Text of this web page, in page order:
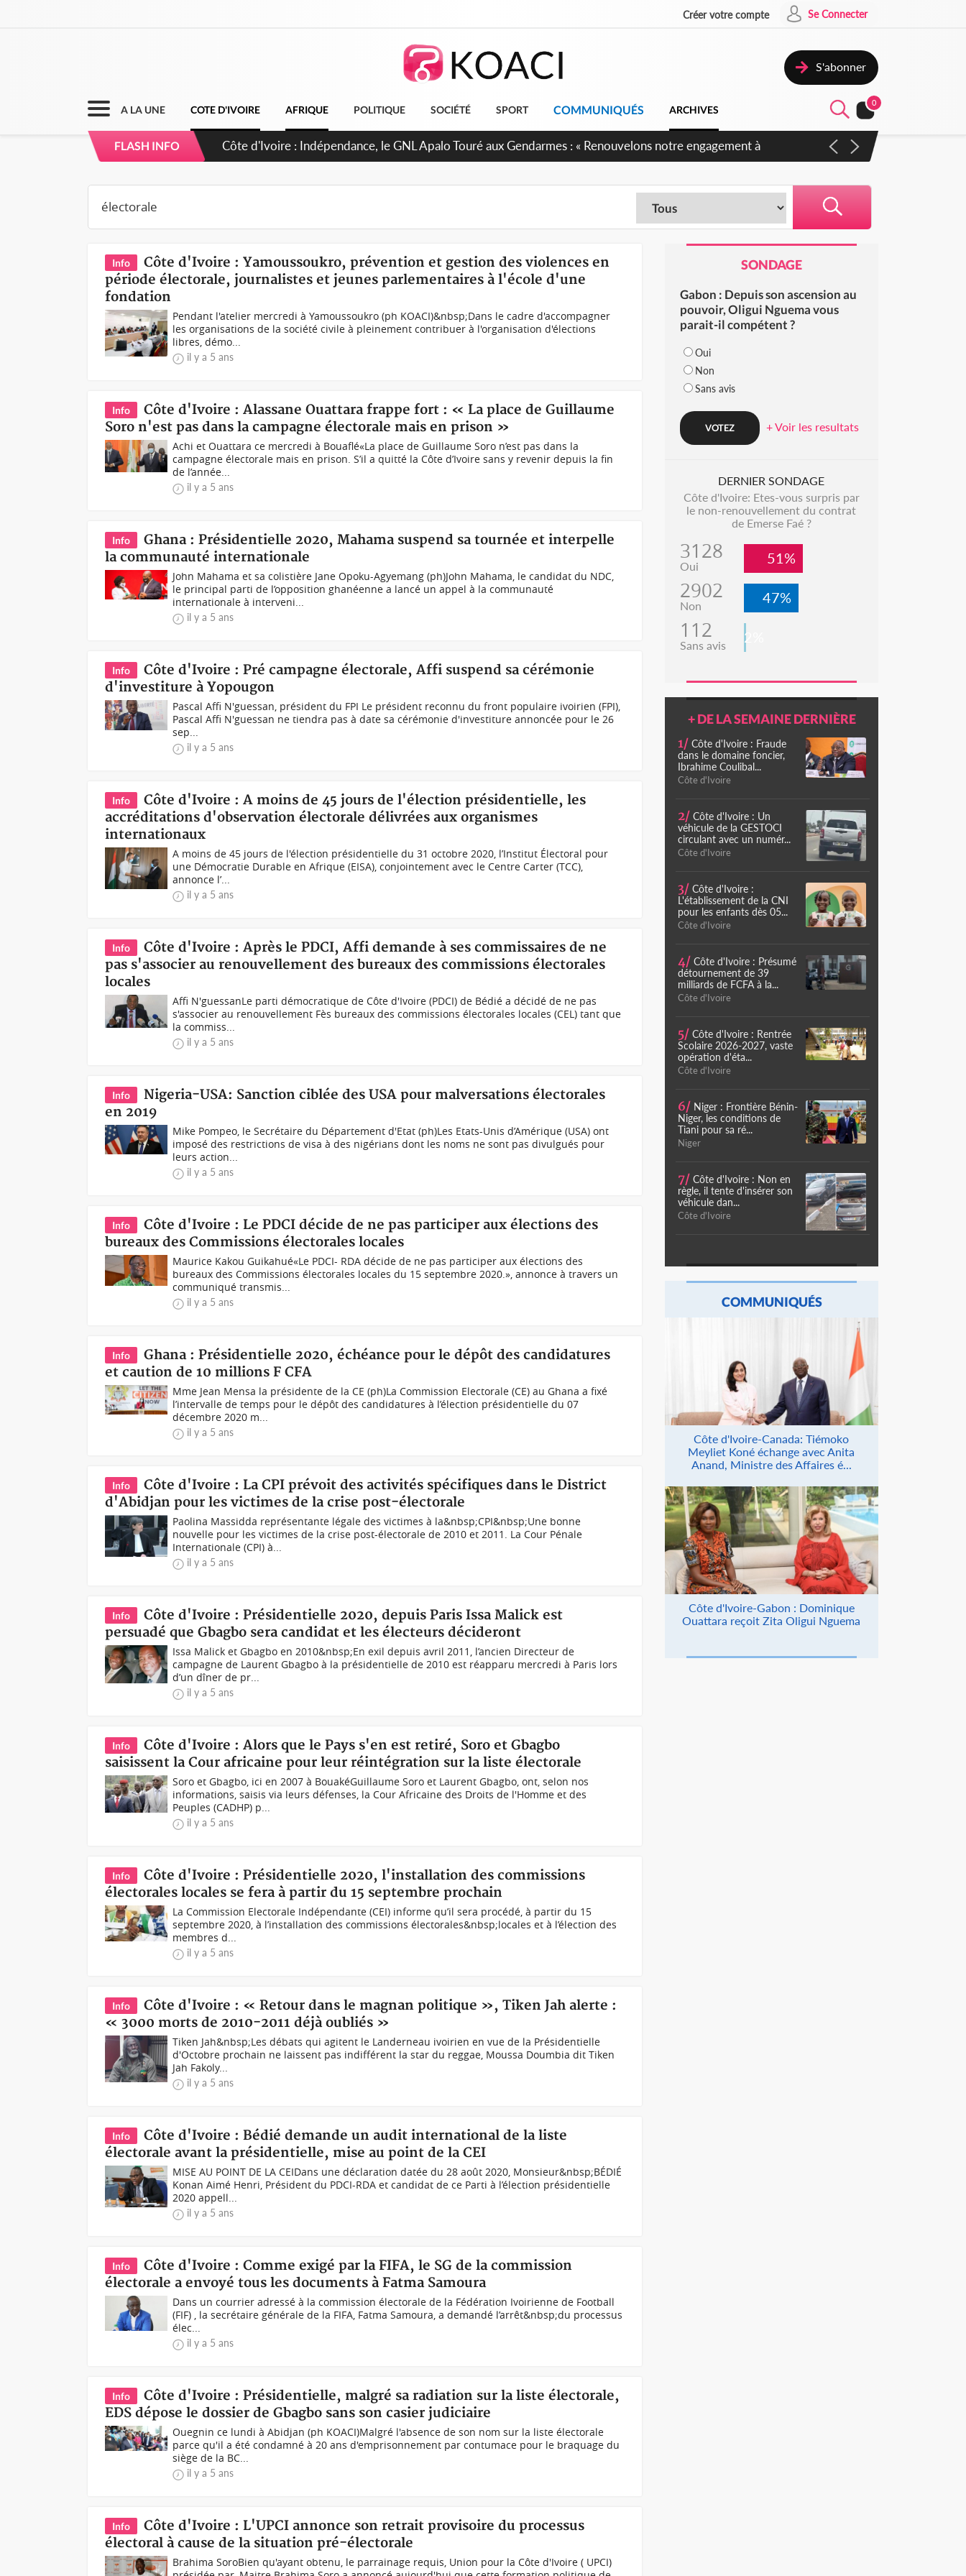
Créer votre compte Se Connecter
S'abonner
A LA UNE COTE D'IVOIRE AFRIQUE POLITIQUE SOCIÉTÉ SPORT COMMUNIQUÉS ARCHIVES
0
FLASH INFO
Sierra Leone : Un projet de réforme constitutionnelle en gestation, points clés des amendements, un exclu
Info
Côte d'Ivoire : Yamoussoukro, prévention et gestion des violences en
période électorale, journalistes et jeunes parlementaires à l'école d'une
fondation
Pendant l'atelier mercredi à Yamoussoukro (ph KOACI)&nbsp;Dans le cadre d'accompagner
les organisations de la société civile à pleinement contribuer à l'organisation d'élections
libres, démo...
il y a 5 ans
Info
Côte d'Ivoire : Alassane Ouattara frappe fort : « La place de Guillaume
Soro n'est pas dans la campagne électorale mais en prison »
Achi et Ouattara ce mercredi à Bouaflé«La place de Guillaume Soro n’est pas dans la
campagne électorale mais en prison. S’il a quitté la Côte d’Ivoire sans y revenir depuis la fin
de l’année...
il y a 5 ans
Info
Ghana : Présidentielle 2020, Mahama suspend sa tournée et interpelle
la communauté internationale
John Mahama et sa colistière Jane Opoku-Agyemang (ph)John Mahama, le candidat du NDC,
le principal parti de l’opposition ghanéenne a lancé un appel à la communauté
internationale à interveni...
il y a 5 ans
Info
Côte d'Ivoire : Pré campagne électorale, Affi suspend sa cérémonie
d'investiture à Yopougon
Pascal Affi N'guessan, président du FPI Le président reconnu du front populaire ivoirien (FPI),
Pascal Affi N'guessan ne tiendra pas à date sa cérémonie d'investiture annoncée pour le 26
sep...
il y a 5 ans
Info
Côte d'Ivoire : A moins de 45 jours de l'élection présidentielle, les
accréditations d'observation électorale délivrées aux organismes
internationaux
A moins de 45 jours de l'élection présidentielle du 31 octobre 2020, l’Institut Électoral pour
une Démocratie Durable en Afrique (EISA), conjointement avec le Centre Carter (TCC),
annonce l’...
il y a 5 ans
Info
Côte d'Ivoire : Après le PDCI, Affi demande à ses commissaires de ne
pas s'associer au renouvellement des bureaux des commissions électorales
locales
Affi N'guessanLe parti démocratique de Côte d'Ivoire (PDCI) de Bédié a décidé de ne pas
s'associer au renouvellement Fès bureaux des commissions électorales locales (CEL) tant que
la commiss...
il y a 5 ans
Info
Nigeria-USA: Sanction ciblée des USA pour malversations électorales
en 2019
Mike Pompeo, le Secrétaire du Département d'Etat (ph)Les Etats-Unis d’Amérique (USA) ont
imposé des restrictions de visa à des nigérians dont les noms ne sont pas divulgués pour
leurs action...
il y a 5 ans
Info
Côte d'Ivoire : Le PDCI décide de ne pas participer aux élections des
bureaux des Commissions électorales locales
Maurice Kakou Guikahué«Le PDCI- RDA décide de ne pas participer aux élections des
bureaux des Commissions électorales locales du 15 septembre 2020.», annonce à travers un
communiqué transmis...
il y a 5 ans
Info
Ghana : Présidentielle 2020, échéance pour le dépôt des candidatures
et caution de 10 millions F CFA
Mme Jean Mensa la présidente de la CE (ph)La Commission Electorale (CE) au Ghana a fixé
l’intervalle de temps pour le dépôt des candidatures à l’élection présidentielle du 07
décembre 2020 m...
il y a 5 ans
Info
Côte d'Ivoire : La CPI prévoit des activités spécifiques dans le District
d'Abidjan pour les victimes de la crise post-électorale
Paolina Massidda représentante légale des victimes à la&nbsp;CPI&nbsp;Une bonne
nouvelle pour les victimes de la crise post-électorale de 2010 et 2011. La Cour Pénale
Internationale (CPI) à...
il y a 5 ans
Info
Côte d'Ivoire : Présidentielle 2020, depuis Paris Issa Malick est
persuadé que Gbagbo sera candidat et les électeurs décideront
Issa Malick et Gbagbo en 2010&nbsp;En exil depuis avril 2011, l’ancien Directeur de
campagne de Laurent Gbagbo à la présidentielle de 2010 est réapparu mercredi à Paris lors
d’un dîner de pr...
il y a 5 ans
Info
Côte d'Ivoire : Alors que le Pays s'en est retiré, Soro et Gbagbo
saisissent la Cour africaine pour leur réintégration sur la liste électorale
Soro et Gbagbo, ici en 2007 à BouakéGuillaume Soro et Laurent Gbagbo, ont, selon nos
informations, saisis via leurs défenses, la Cour Africaine des Droits de l'Homme et des
Peuples (CADHP) p...
il y a 5 ans
Info
Côte d'Ivoire : Présidentielle 2020, l'installation des commissions
électorales locales se fera à partir du 15 septembre prochain
La Commission Electorale Indépendante (CEI) informe qu’il sera procédé, à partir du 15
septembre 2020, à l’installation des commissions électorales&nbsp;locales et à l’élection des
membres d...
il y a 5 ans
Info
Côte d'Ivoire : « Retour dans le magnan politique », Tiken Jah alerte :
« 3000 morts de 2010-2011 déjà oubliés »
Tiken Jah&nbsp;Les débats qui agitent le Landerneau ivoirien en vue de la Présidentielle
d'Octobre prochain ne laissent pas indifférent la star du reggae, Moussa Doumbia dit Tiken
Jah Fakoly...
il y a 5 ans
Info
Côte d'Ivoire : Bédié demande un audit international de la liste
électorale avant la présidentielle, mise au point de la CEI
MISE AU POINT DE LA CEIDans une déclaration datée du 28 août 2020, Monsieur&nbsp;BÉDIÉ
Konan Aimé Henri, Président du PDCI-RDA et candidat de ce Parti à l’élection présidentielle
2020 appell...
il y a 5 ans
Info
Côte d'Ivoire : Comme exigé par la FIFA, le SG de la commission
électorale a envoyé tous les documents à Fatma Samoura
Dans un courrier adressé à la commission électorale de la Fédération Ivoirienne de Football
(FIF) , la secrétaire générale de la FIFA, Fatma Samoura, a demandé l’arrêt&nbsp;du processus
élec...
il y a 5 ans
Info
Côte d'Ivoire : Présidentielle, malgré sa radiation sur la liste électorale,
EDS dépose le dossier de Gbagbo sans son casier judiciaire
Ouegnin ce lundi à Abidjan (ph KOACI)Malgré l'absence de son nom sur la liste électorale
parce qu'il a été condamné à 20 ans d'emprisonnement par contumace pour le braquage du
siège de la BC...
il y a 5 ans
Info
Côte d'Ivoire : L'UPCI annonce son retrait provisoire du processus
électoral à cause de la situation pré-électorale
Brahima SoroBien qu'ayant obtenu, le parrainage requis, Union pour la Côte d'Ivoire ( UPCI)
SONDAGE
Gabon : Depuis son ascension au
pouvoir, Oligui Nguema vous
parait-il compétent ?
Oui
Non
Sans avis
+ Voir les resultats
DERNIER SONDAGE
Côte d'Ivoire: Etes-vous surpris par
le non-renouvellement du contrat
de Emerse Faé ?
3128
Oui 51%
2902
Non 47%
112
Sans avis 2%
+ DE LA SEMAINE DERNIÈRE
1/ Côte d'Ivoire : Fraude
dans le domaine foncier,
Ibrahime Coulibal...
Côte d'Ivoire
2/ Côte d'Ivoire : Un
véhicule de la GESTOCI
circulant avec un numér...
Côte d'Ivoire
3/ Côte d'Ivoire :
L'établissement de la CNI
pour les enfants dès 05...
Côte d'Ivoire
4/ Côte d'Ivoire : Présumé
détournement de 39
milliards de FCFA à la...
Côte d'Ivoire
5/ Côte d'Ivoire : Rentrée
Scolaire 2026-2027, vaste
opération d'éta...
Côte d'Ivoire
6/ Niger : Frontière Bénin-
Niger, les conditions de
Tiani pour sa ré...
Niger
7/ Côte d'Ivoire : Non en
règle, il tente d'insérer son
véhicule dan...
Côte d'Ivoire
COMMUNIQUÉS
Côte d'Ivoire-Canada: Tiémoko
Meyliet Koné échange avec Anita
Anand, Ministre des Affaires é...
Côte d'Ivoire-Gabon : Dominique
Ouattara reçoit Zita Oligui Nguema